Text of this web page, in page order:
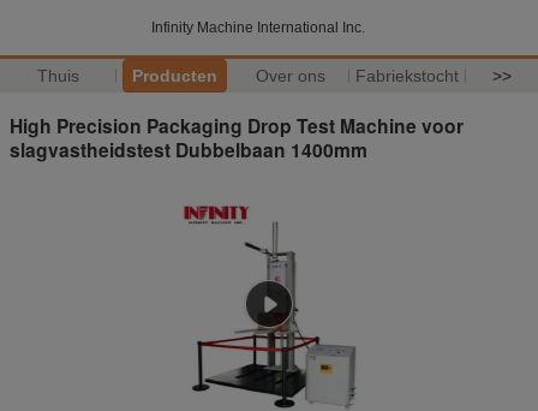
Infinity Machine International Inc.
Thuis Producten Over ons Fabriekstocht >>
High Precision Packaging Drop Test Machine voor
slagvastheidstest Dubbelbaan 1400mm